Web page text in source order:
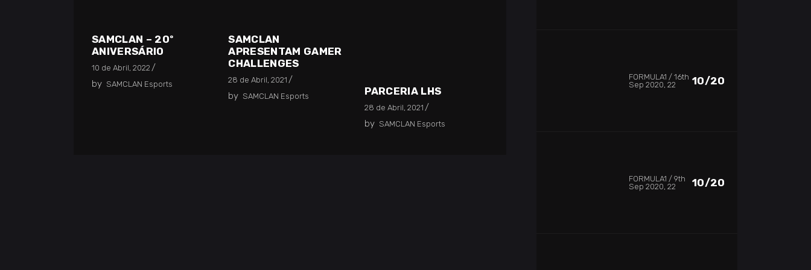
SAMCLAN – 20º
ANIVERSÁRIO
10 de Abril, 2022
by SAMCLAN Esports
SAMCLAN
APRESENTAM GAMER
CHALLENGES
28 de Abril, 2021
by SAMCLAN Esports PARCERIA LHS
28 de Abril, 2021
by SAMCLAN Esports
FORMULA1
16th
Sep 2020, 22
10/20
FORMULA1
9th
Sep 2020, 22
10/20